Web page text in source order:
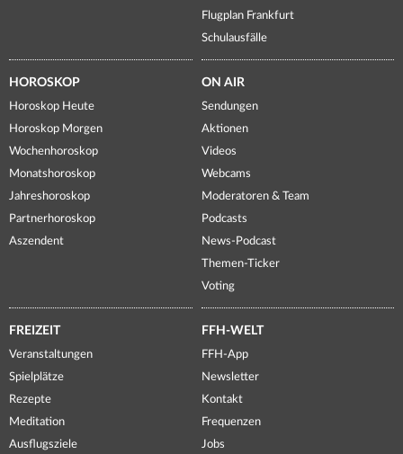
Flugplan Frankfurt
Schulausfälle
HOROSKOP
Horoskop Heute
Horoskop Morgen
Wochenhoroskop
Monatshoroskop
Jahreshoroskop
Partnerhoroskop
Aszendent
ON AIR
Sendungen
Aktionen
Videos
Webcams
Moderatoren & Team
Podcasts
News-Podcast
Themen-Ticker
Voting
FREIZEIT
Veranstaltungen
Spielplätze
Rezepte
Meditation
Ausflugsziele
FFH-WELT
FFH-App
Newsletter
Kontakt
Frequenzen
Jobs